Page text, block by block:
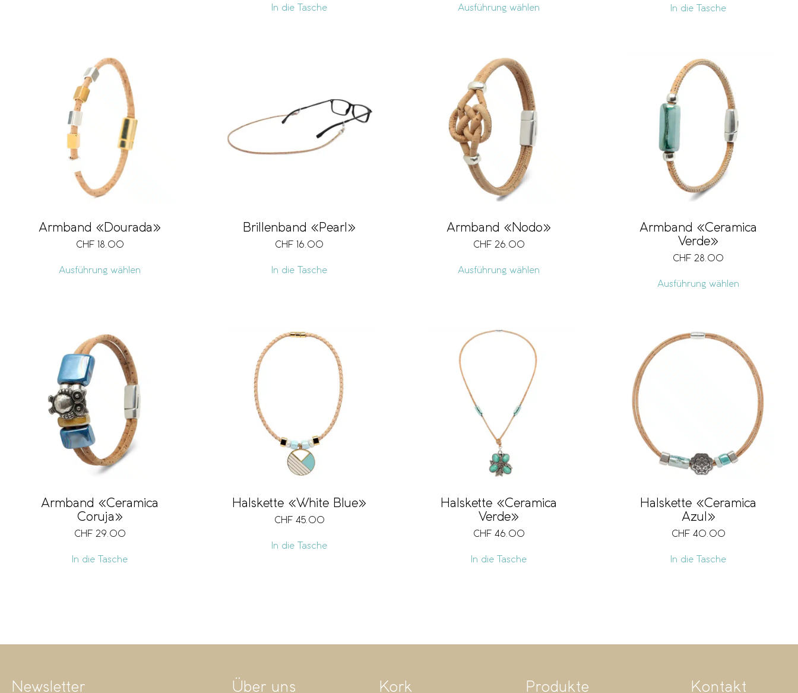
In die Tasche Ausführung wählen In die Tasche
Armband «Dourada»
CHF 18.00
Ausführung wählen
Brillenband «Pearl»
CHF 16.00
In die Tasche
Armband «Nodo»
CHF 26.00
Ausführung wählen
Armband «Ceramica
Verde»
CHF 28.00
Ausführung wählen
Armband «Ceramica
Coruja»
CHF 29.00
In die Tasche
Halskette «White Blue»
CHF 45.00
In die Tasche
Halskette «Ceramica
Verde»
CHF 46.00
In die Tasche
Halskette «Ceramica
Azul»
CHF 40.00
In die Tasche
Newsletter Über uns Kork Produkte Kontakt